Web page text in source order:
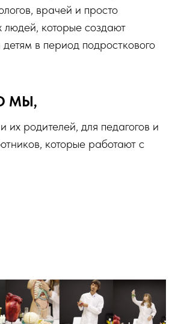
врачей и просто
людей, которые создают
в период подросткового
МЫ,
их родителей, для педагогов и
которые работают с